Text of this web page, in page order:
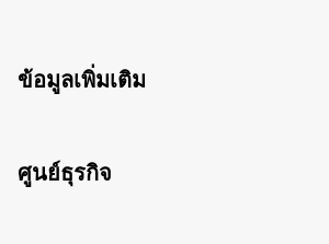
ข้อมูลเพิ่มเติม
ศูนย์ธุรกิจ